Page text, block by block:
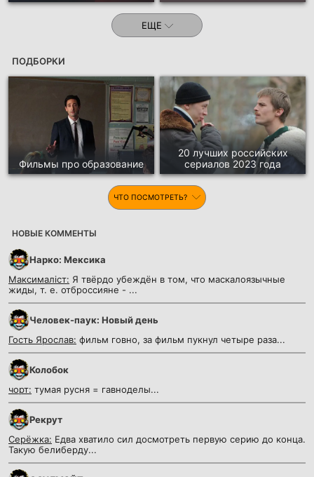
ЕЩЕ
ПОДБОРКИ
Фильмы про образование
20 лучших российских
сериалов 2023 года
ЧТО ПОСМОТРЕТЬ?
НОВЫЕ КОММЕНТЫ
Нарко: Мексика
Максималіст: Я твёрдо убеждён в том, что маскалоязычные
жиды, т. е. отброссияне - ...
Человек-паук: Новый день
Гость Ярослав: фильм говно, за фильм пукнул четыре раза...
Колобок
чорт: тумая русня = гавноделы...
Рекрут
Серёжка: Едва хватило сил досмотреть первую серию до конца.
Такую белиберду...